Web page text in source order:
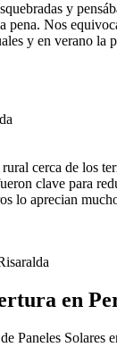
y
pena. Nos
y en verano la
cerca de los
clave para
lo aprecian
en
Paneles Solares